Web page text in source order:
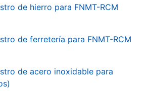
de hierro para FNMT-RCM
de ferretería para FNMT-RCM
de acero inoxidable para